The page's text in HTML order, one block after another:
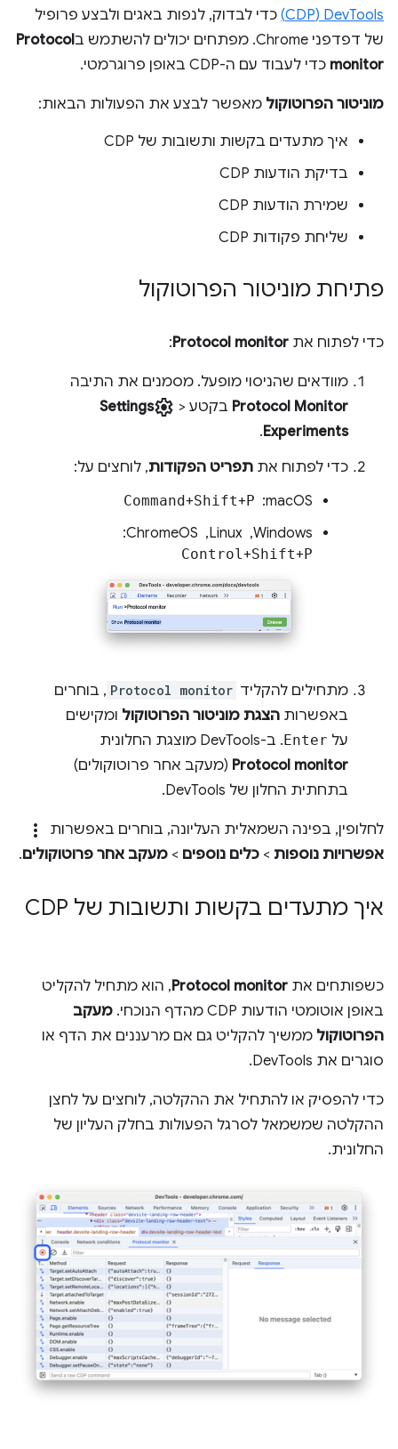
DevTools‏ (CDP)
כדי לבדוק, לנפות באגים ולבצע פרופיל
של דפדפני Chrome. מפתחים יכולים להשתמש ב
Protocol
monitor כדי לעבוד עם ה-CDP באופן פרוגרמטי.
מוניטור הפרוטוקול מאפשר לבצע את הפעולות הבאות:
איך מתעדים בקשות ותשובות של CDP
בדיקת הודעות CDP
שמירת הודעות CDP
שליחת פקודות CDP
פתיחת מוניטור הפרוטוקול
כדי לפתוח את Protocol monitor
:
מוודאים שהניסוי מופעל. מסמנים את התיבה
Protocol Monitor בקטע Settingssettings >
Experiments
.
כדי לפתוח את תפריט הפקודות, לוחצים על:
macOS: ‏
Command+Shift+P
Windows, ‏ Linux, ‏ ChromeOS: ‏
Control+Shift+P
מתחילים להקליד Protocol monitor , בוחרים
באפשרות הצגת מוניטור הפרוטוקול ומקישים
על Enter. ב-DevTools מוצגת החלונית
Protocol monitor (מעקב אחר פרוטוקולים)
בתחתית החלון של DevTools.
לחלופין, בפינה השמאלית העליונה, בוחרים באפשרות more_vert
אפשרויות נוספות > כלים נוספים > מעקב אחר פרוטוקולים.
איך מתעדים בקשות ותשובות של CDP
כשפותחים את Protocol monitor, הוא מתחיל להקליט
באופן אוטומטי הודעות CDP מהדף הנוכחי.
מעקב
הפרוטוקול ממשיך להקליט גם אם מרעננים את הדף או
סוגרים את DevTools.
כדי להפסיק או להתחיל את ההקלטה, לוחצים על לחצן
ההקלטה שמשמאל לסרגל הפעולות בחלק העליון של
החלונית.